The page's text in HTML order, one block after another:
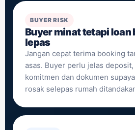
BUYER RISK
Buyer minat tetapi loan
lepas
Jangan cepat terima booking
asas. Buyer perlu jelas
komitmen dan dokumen
rosak selepas rumah